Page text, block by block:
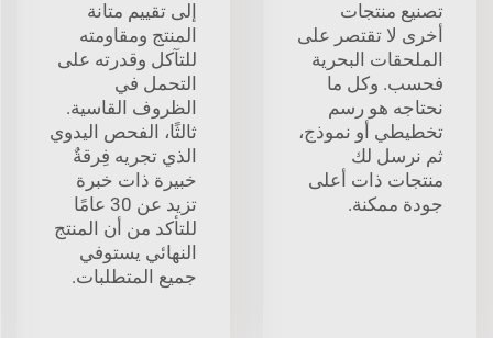
تصنيع منتجات
أخرى لا تقتصر على
الملحقات البحرية
فحسب. وكل ما
نحتاجه هو رسم
تخطيطي أو نموذج،
ثم نرسل لك
منتجات ذات أعلى
جودة ممكنة.
إلى تقييم متانة
المنتج ومقاومته
للتآكل وقدرته على
التحمل في
الظروف القاسية.
ثالثًا، الفحص اليدوي
الذي تجريه فِرقةٌ
خبيرة ذات خبرة
تزيد عن 30 عامًا
للتأكد من أن المنتج
النهائي يستوفي
جميع المتطلبات.